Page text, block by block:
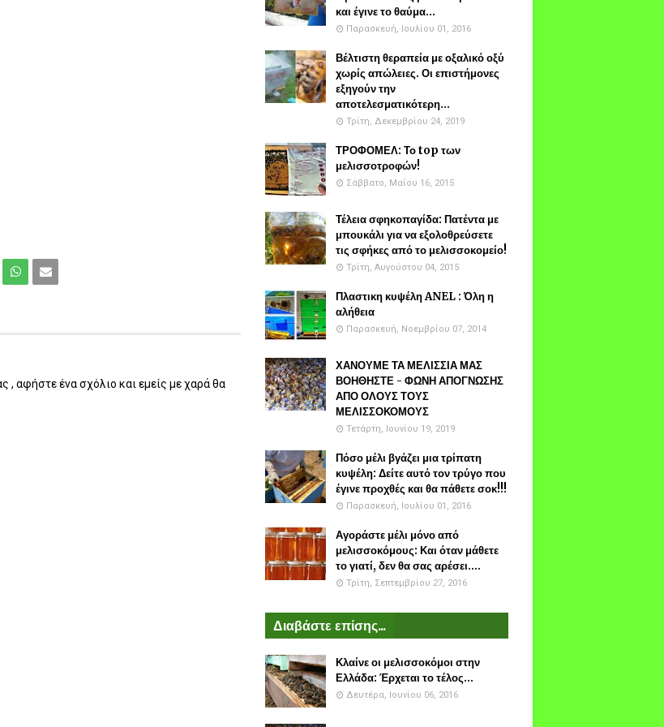
, αφήστε ένα σχόλιο και εμείς με χαρά θα
και έγινε το θαύμα...
Παρασκευή, Ιουλίου 01, 2016
Βέλτιστη θεραπεία με οξαλικό οξύ
χωρίς απώλειες. Οι επιστήμονες
εξηγούν την
αποτελεσματικότερη...
Τρίτη, Δεκεμβρίου 24, 2019
ΤΡΟΦΟΜΕΛ: Το top των
μελισσοτροφών!
Σάββατο, Μαΐου 16, 2015
Τέλεια σφηκοπαγίδα: Πατέντα με
μπουκάλι για να εξολοθρεύσετε
τις σφήκες από το μελισσοκομείο!
Τρίτη, Αυγούστου 04, 2015
Πλαστικη κυψέλη ANEL : Όλη η
αλήθεια
Παρασκευή, Νοεμβρίου 07, 2014
ΧΑΝΟΥΜΕ ΤΑ ΜΕΛΙΣΣΙΑ ΜΑΣ
ΒΟΗΘΗΣΤΕ - ΦΩΝΗ ΑΠΟΓΝΩΣΗΣ
ΑΠΟ ΟΛΟΥΣ ΤΟΥΣ
ΜΕΛΙΣΣΟΚΟΜΟΥΣ
Τετάρτη, Ιουνίου 19, 2019
Πόσο μέλι βγάζει μια τρίπατη
κυψέλη: Δείτε αυτό τον τρύγο που
έγινε προχθές και θα πάθετε σοκ!!!
Παρασκευή, Ιουλίου 01, 2016
Αγοράστε μέλι μόνο από
μελισσοκόμους: Και όταν μάθετε
το γιατί, δεν θα σας αρέσει....
Τρίτη, Σεπτεμβρίου 27, 2016
Διαβάστε επίσης...
Κλαίνε οι μελισσοκόμοι στην
Ελλάδα: Έρχεται το τέλος...
Δευτέρα, Ιουνίου 06, 2016